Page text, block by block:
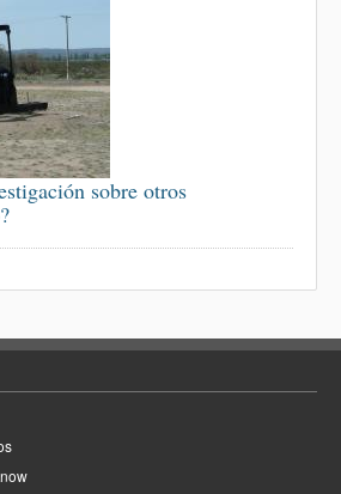
sobre otros